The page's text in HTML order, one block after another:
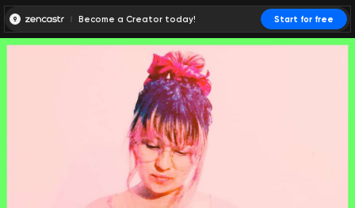
Become a Creator today! Start for free